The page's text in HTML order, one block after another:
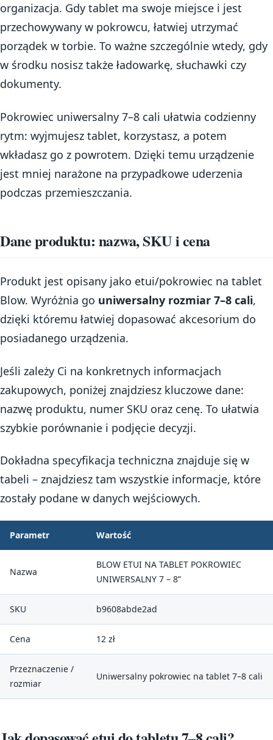
organizacja. Gdy tablet ma swoje miejsce i jest
przechowywany w pokrowcu, łatwiej utrzymać
porządek w torbie. To ważne szczególnie wtedy, gdy
w środku nosisz także ładowarkę, słuchawki czy
dokumenty.
Pokrowiec uniwersalny 7–8 cali ułatwia codzienny
rytm: wyjmujesz tablet, korzystasz, a potem
wkładasz go z powrotem. Dzięki temu urządzenie
jest mniej narażone na przypadkowe uderzenia
podczas przemieszczania.
Dane produktu: nazwa, SKU i cena
Produkt jest opisany jako etui/pokrowiec na tablet
Blow. Wyróżnia go uniwersalny rozmiar 7–8 cali,
dzięki któremu łatwiej dopasować akcesorium do
posiadanego urządzenia.
Jeśli zależy Ci na konkretnych informacjach
zakupowych, poniżej znajdziesz kluczowe dane:
nazwę produktu, numer SKU oraz cenę. To ułatwia
szybkie porównanie i podjęcie decyzji.
Dokładna specyfikacja techniczna znajduje się w
tabeli – znajdziesz tam wszystkie informacje, które
zostały podane w danych wejściowych.
Parametr Wartość
Nazwa
BLOW ETUI NA TABLET POKROWIEC
UNIWERSALNY 7 – 8”
SKU b9608abde2ad
Cena 12 zł
Przeznaczenie /
rozmiar
Uniwersalny pokrowiec na tablet 7–8 cali